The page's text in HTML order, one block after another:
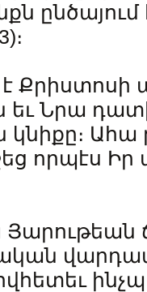
ընծայում
է Քրիստոսի
եւ Նրա
Ահա
որպէս Իր